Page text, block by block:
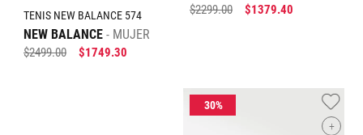
TENIS NEW BALANCE 574
NEW BALANCE MUJER
$2499.00 $1749.30
$2299.00 $1379.40
+